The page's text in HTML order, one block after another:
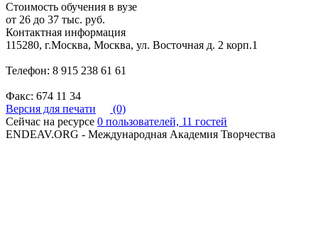
Стоимость обучения в вузе
от 26 до 37 тыс. руб.
Контактная информация
115280, г.Москва, Москва, ул. Восточная д. 2 корп.1
Телефон: 8 915 238 61 61
Факс: 674 11 34
Версия для печати
(0)
Сейчас на ресурсе 0 пользователей, 11 гостей
ENDEAV.ORG - Международная Академия Творчества